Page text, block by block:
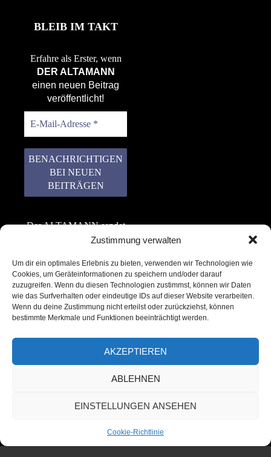
Zustimmung verwalten
Um dir ein optimales Erlebnis zu bieten, verwenden wir Technologien wie
Cookies, um Geräteinformationen zu speichern und/oder darauf
zuzugreifen. Wenn du diesen Technologien zustimmst, können wir Daten
wie das Surfverhalten oder eindeutige IDs auf dieser Website verarbeiten.
Wenn du deine Zustimmung nicht erteilst oder zurückziehst, können
bestimmte Merkmale und Funktionen beeinträchtigt werden.
AKZEPTIEREN
ABLEHNEN
EINSTELLUNGEN ANSEHEN
Cookie-Richtlinie
BLEIB IM TAKT
Erfahre als Erster, wenn
DER ALTAMANN
einen neuen Beitrag
veröffentlicht!
Der ALTAMANN sendet
keinen Spam! Er gibt
weiter. Erfahre mehr in
unserer
Datenschutzerklärung.
Copyright © 2022 – 2025 | ALTAMANN.com